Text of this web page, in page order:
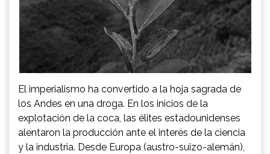
El imperialismo ha convertido a la hoja sagrada de
los Andes en una droga. En los inicios de la
explotación de la coca, las élites estadounidenses
alentaron la producción ante el interés de la ciencia
y la industria. Desde Europa (austro-suizo-alemán),